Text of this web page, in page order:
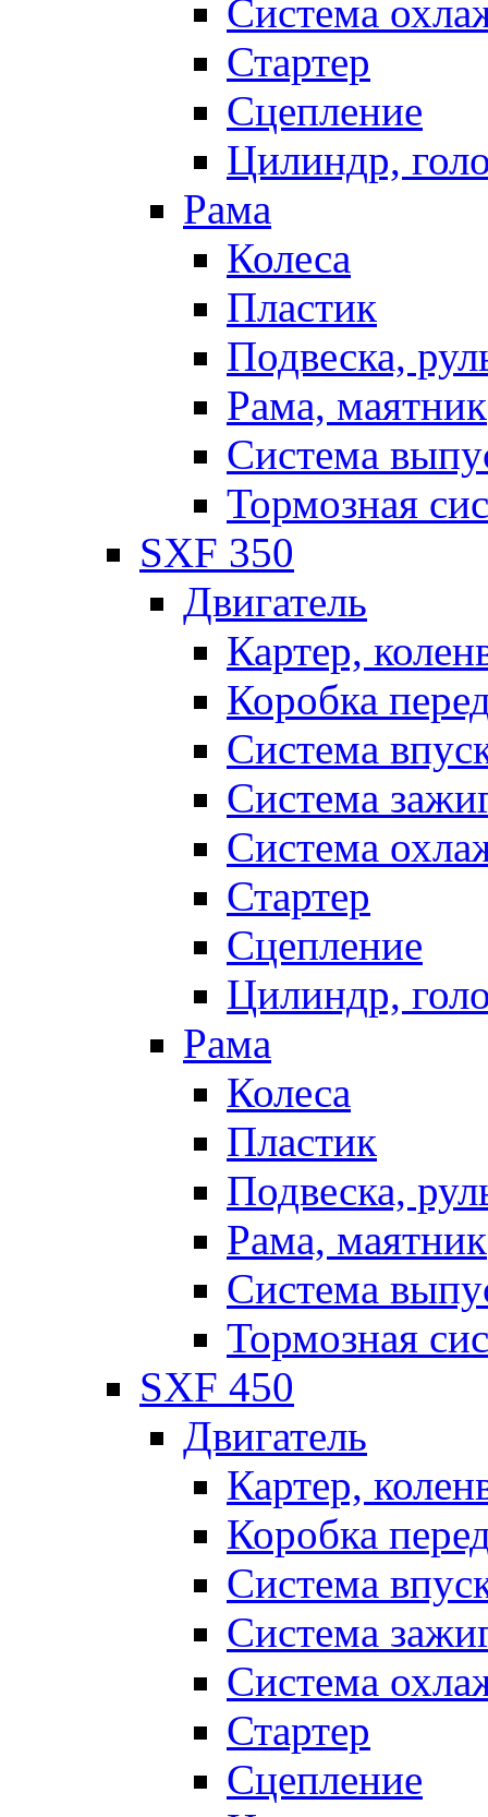
Система
Стартер
Сцепление
Цилиндр,
Рама
Колеса
Пластик
Подвеска,
Рама, маятник
Система
Тормозная
SXF 350
Двигатель
Картер,
Коробка
Система
Система
Система
Стартер
Сцепление
Цилиндр,
Рама
Колеса
Пластик
Подвеска,
Рама, маятник
Система
Тормозная
SXF 450
Двигатель
Картер,
Коробка
Система
Система
Система
Стартер
Сцепление